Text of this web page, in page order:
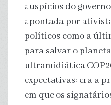
auspícios do
apontada por
políticos como a
para salvar o
ultramidiática
expectativas: era a
em que os